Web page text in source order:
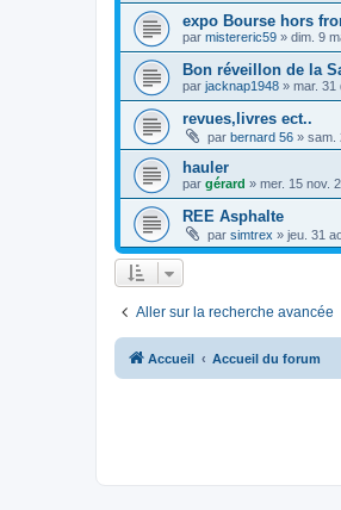
expo Bourse hors
par mistereric59 » dim. 9
Bon réveillon de la
par jacknap1948 » mar. 31
revues,livres ect..
par bernard 56 » sam.
hauler
par gérard » mer. 15 nov.
REE Asphalte
par simtrex » jeu. 31
Aller sur la recherche avancée
Accueil Accueil du forum